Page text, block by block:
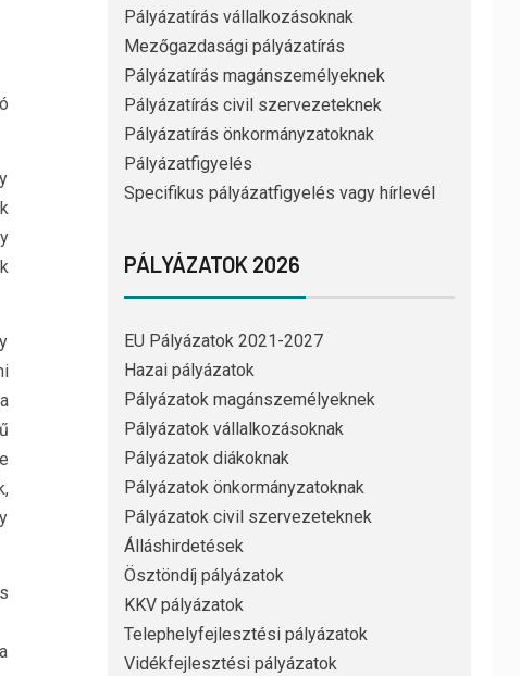
Pályázatírás vállalkozásoknak
Mezőgazdasági pályázatírás
Pályázatírás magánszemélyeknek
Pályázatírás civil szervezeteknek
Pályázatírás önkormányzatoknak
Pályázatfigyelés
Specifikus pályázatfigyelés vagy hírlevél
PÁLYÁZATOK 2026
EU Pályázatok 2021-2027
Hazai pályázatok
Pályázatok magánszemélyeknek
Pályázatok vállalkozásoknak
Pályázatok diákoknak
Pályázatok önkormányzatoknak
Pályázatok civil szervezeteknek
Álláshirdetések
Ösztöndíj pályázatok
KKV pályázatok
Telephelyfejlesztési pályázatok
Vidékfejlesztési pályázatok